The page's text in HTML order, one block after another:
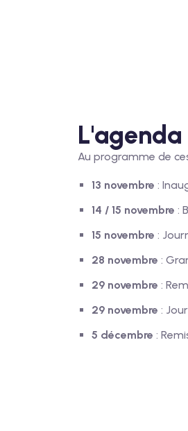
L'agenda
Au programme de
13 novembre :
14 / 15 novembre :
15 novembre :
28 novembre :
29 novembre :
29 novembre :
5 décembre :